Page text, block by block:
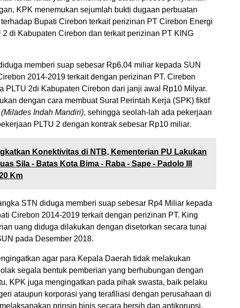
KPK menemukan sejumlah bukti dugaan perbuatan
Bupati Cirebon terkait perizinan PT Cirebon Energi
2 di Kabupaten Cirebon dan terkait perizinan PT KING
memberi suap sebesar Rp6,04 miliar kepada SUN
2014-2019 terkait dengan perizinan PT. Cirebon
PLTU 2di Kabupaten Cirebon dari janji awal Rp10 Milyar.
dengan cara membuat Surat Perintah Kerja (SPK) fiktif
(Milades Indah Mandiri), sehingga seolah-lah ada pekerjaan
PLTU 2 dengan kontrak sebesar Rp10 miliar.
Konektivitas di NTB, Kementerian PU Lakukan
Sila - Batas Kota Bima - Raba - Sape - Padolo III
Km
STN diduga memberi suap sebesar Rp4 Miliar kepada
Cirebon 2014-2019 terkait dengan perizinan PT. King
uang diduga dilakukan dengan disetorkan secara tunai
pada Desember 2018.
agar para Kepala Daerah tidak melakukan
segala bentuk pemberian yang berhubungan dengan
KPK juga mengingatkan pada pihak swasta, baik pelaku
ataupun korporasi yang terafiliasi dengan perusahaan di
prinsip binis secara bersih dan antikorupsi.